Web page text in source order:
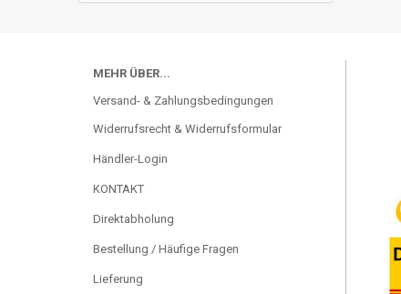
MEHR ÜBER...
Versand- & Zahlungsbedingungen
Widerrufsrecht & Widerrufsformular
Händler-Login
KONTAKT
Direktabholung
Bestellung / Häufige Fragen
Lieferung